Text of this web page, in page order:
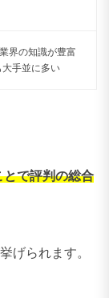
界の知識が豊富
手並に多い
とで評判の総合
げられます。